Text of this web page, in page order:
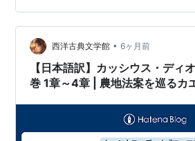
西洋古典文学館 • 6ヶ月前
【日本語訳】カッシウス・ディ
巻 1章～4章 | 農地法案を巡るカ